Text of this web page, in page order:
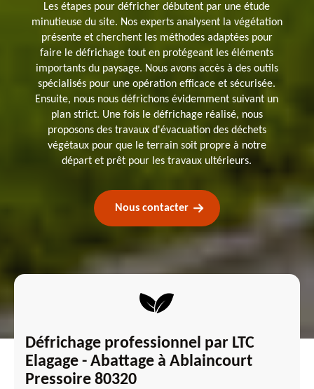
Les étapes pour défricher débutent par une étude
minutieuse du site. Nos experts analysent la végétation
présente et cherchent les méthodes adaptées pour
faire le défrichage tout en protégeant les éléments
importants du paysage. Nous avons accès à des outils
spécialisés pour une opération efficace et sécurisée.
Ensuite, nous nous défrichons évidemment suivant un
plan strict. Une fois le défrichage réalisé, nous
proposons des travaux d'évacuation des déchets
végétaux pour que le terrain soit propre à notre
départ et prêt pour les travaux ultérieurs.
Nous contacter
Défrichage professionnel par LTC
Elagage - Abattage à Ablaincourt
Pressoire 80320